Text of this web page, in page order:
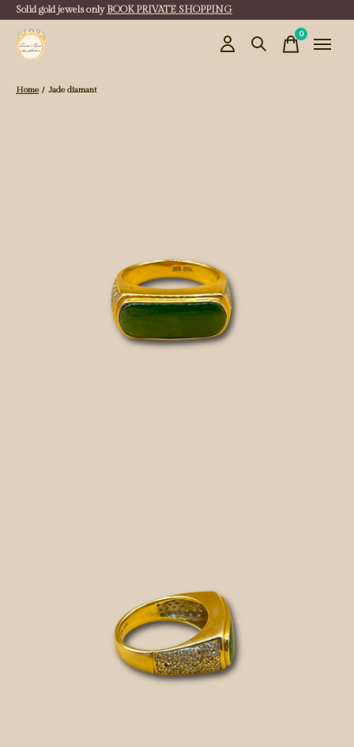
Solid gold jewels only BOOK PRIVATE SHOPPING
0items
Home / Jade diamant